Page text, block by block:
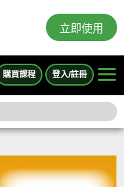
立即使用
購買課程 登入/註冊